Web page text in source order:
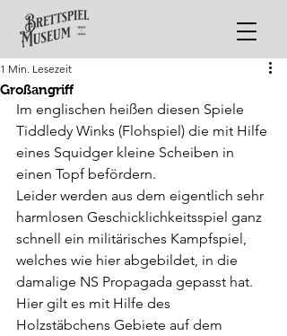
Großangriff
1 Min. Lesezeit
Im englischen heißen diesen Spiele
Tiddledy Winks (Flohspiel) die mit Hilfe
eines Squidger kleine Scheiben in
einen Topf befördern.
Leider werden aus dem eigentlich sehr
harmlosen Geschicklichkeitsspiel ganz
schnell ein militärisches Kampfspiel,
welches wie hier abgebildet, in die
damalige NS Propagada gepasst hat.
Hier gilt es mit Hilfe des
Holzstäbchens Gebiete auf dem